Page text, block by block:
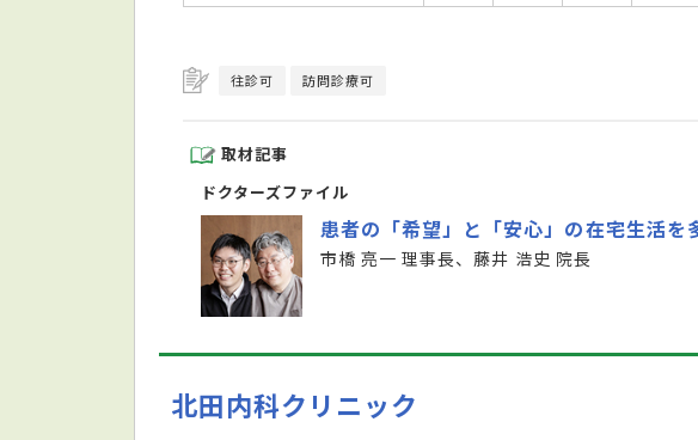
往診可 訪問診療可
取材記事
ドクターズファイル
患者の「希望」と「安心」の在宅生活を
市橋 亮一 理事長、藤井 浩史 院長
北田内科クリニック